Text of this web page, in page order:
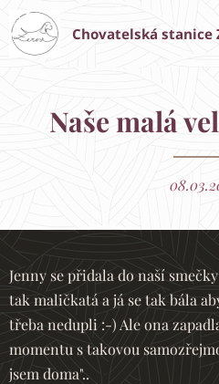
Chovatelská stanice
Naše malá
Jenny se přidala do naší
tak maličkatá a já se tak bála
třeba nedupli :-) Ale ona
momentu s takovou
jsem doma"..